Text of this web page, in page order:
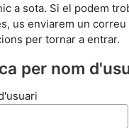
a sota. Si el podem
us enviarem un correu
per tornar a entrar.
per nom
per nom